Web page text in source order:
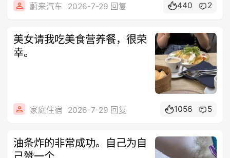
蔚来汽车 2026-7-29 回复 440 2
美女请我吃美食营养餐，很荣
幸。
家庭住宿 2026-7-29 回复 1056 5
油条炸的非常成功。自己为自